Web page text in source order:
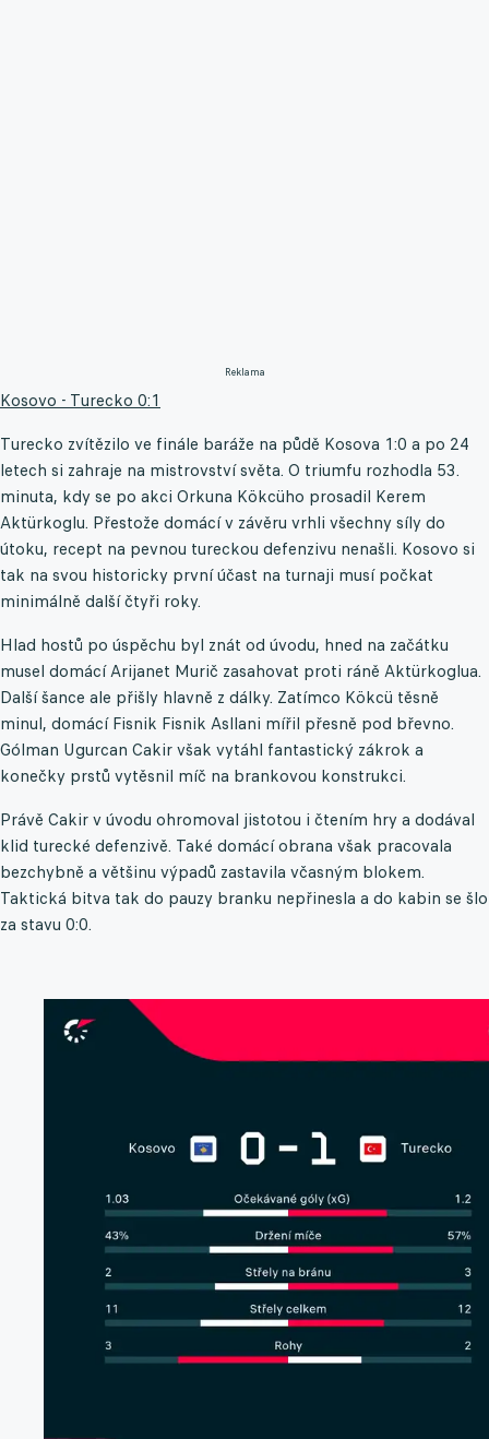
Reklama
Kosovo - Turecko 0:1
Turecko zvítězilo ve finále baráže na půdě Kosova 1:0 a po 24
letech si zahraje na mistrovství světa. O triumfu rozhodla 53.
minuta, kdy se po akci Orkuna Kökcüho prosadil Kerem
Aktürkoglu. Přestože domácí v závěru vrhli všechny síly do
útoku, recept na pevnou tureckou defenzivu nenašli. Kosovo si
tak na svou historicky první účast na turnaji musí počkat
minimálně další čtyři roky.
Hlad hostů po úspěchu byl znát od úvodu, hned na začátku
musel domácí Arijanet Murič zasahovat proti ráně Aktürkoglua.
Další šance ale přišly hlavně z dálky. Zatímco Kökcü těsně
minul, domácí Fisnik Fisnik Asllani mířil přesně pod břevno.
Gólman Ugurcan Cakir však vytáhl fantastický zákrok a
konečky prstů vytěsnil míč na brankovou konstrukci.
Právě Cakir v úvodu ohromoval jistotou i čtením hry a dodával
klid turecké defenzivě. Také domácí obrana však pracovala
bezchybně a většinu výpadů zastavila včasným blokem.
Taktická bitva tak do pauzy branku nepřinesla a do kabin se šlo
za stavu 0:0.